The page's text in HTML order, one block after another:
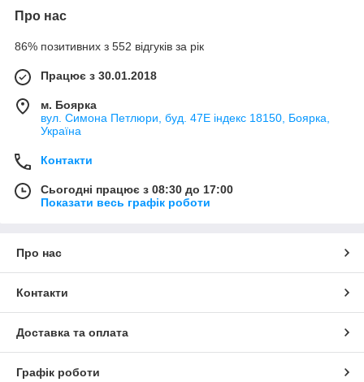
Про нас
86% позитивних з 552 відгуків за рік
Працює з 30.01.2018
м. Боярка
вул. Симона Петлюри, буд. 47Е індекс 18150, Боярка,
Україна
Контакти
Сьогодні працює з 08:30 до 17:00
Показати весь графік роботи
Про нас
Контакти
Доставка та оплата
Графік роботи